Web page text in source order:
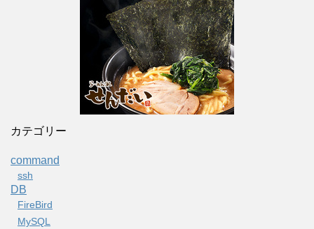
カテゴリー
command
ssh
DB
FireBird
MySQL